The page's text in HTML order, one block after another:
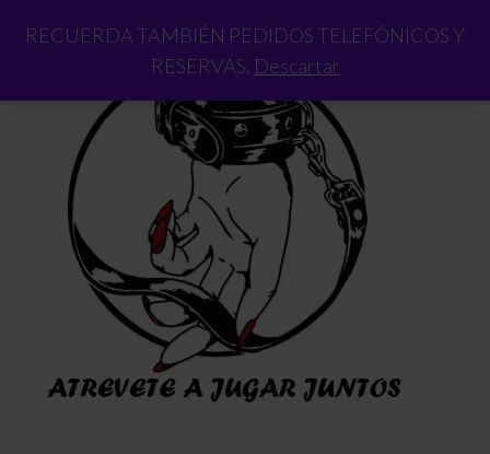
RECUERDA TAMBIÉN PEDIDOS TELEFÓNICOS Y
RESERVAS. Descartar